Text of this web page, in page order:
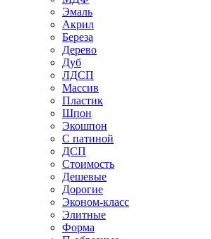
Эмаль
Акрил
Береза
Дерево
Дуб
ЛДСП
Массив
Пластик
Шпон
Экошпон
С патиной
ДСП
Стоимость
Дешевые
Дорогие
Эконом-класс
Элитные
Форма